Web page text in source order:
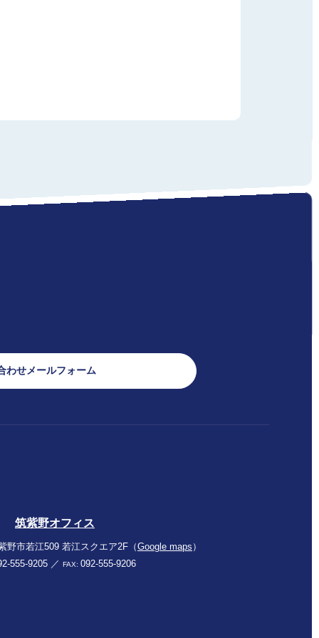
わせメールフォーム
筑紫野オフィス
野市若江509 若江スクエア2F（Google maps ）
555-9205／ FAX: 092-555-9206